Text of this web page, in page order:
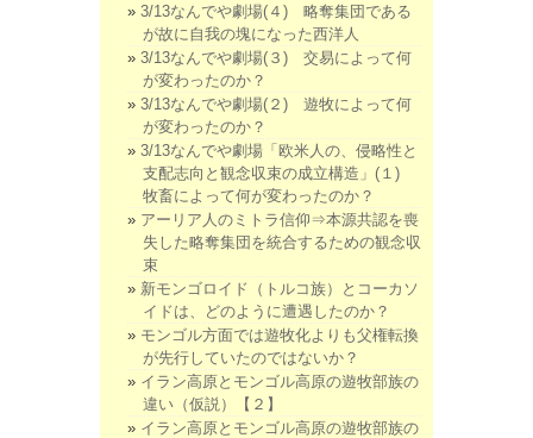
3/13なんでや劇場(４) 略奪集団である
が故に自我の塊になった西洋人
3/13なんでや劇場(３) 交易によって何
が変わったのか？
3/13なんでや劇場(２) 遊牧によって何
が変わったのか？
3/13なんでや劇場「欧米人の、侵略性と
支配志向と観念収束の成立構造」(１)
牧畜によって何が変わったのか？
アーリア人のミトラ信仰⇒本源共認を喪
失した略奪集団を統合するための観念収
束
新モンゴロイド（トルコ族）とコーカソ
イドは、どのように遭遇したのか？
モンゴル方面では遊牧化よりも父権転換
が先行していたのではないか？
イラン高原とモンゴル高原の遊牧部族の
違い（仮説）【２】
イラン高原とモンゴル高原の遊牧部族の